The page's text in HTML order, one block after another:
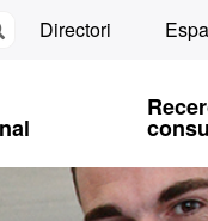
Directori